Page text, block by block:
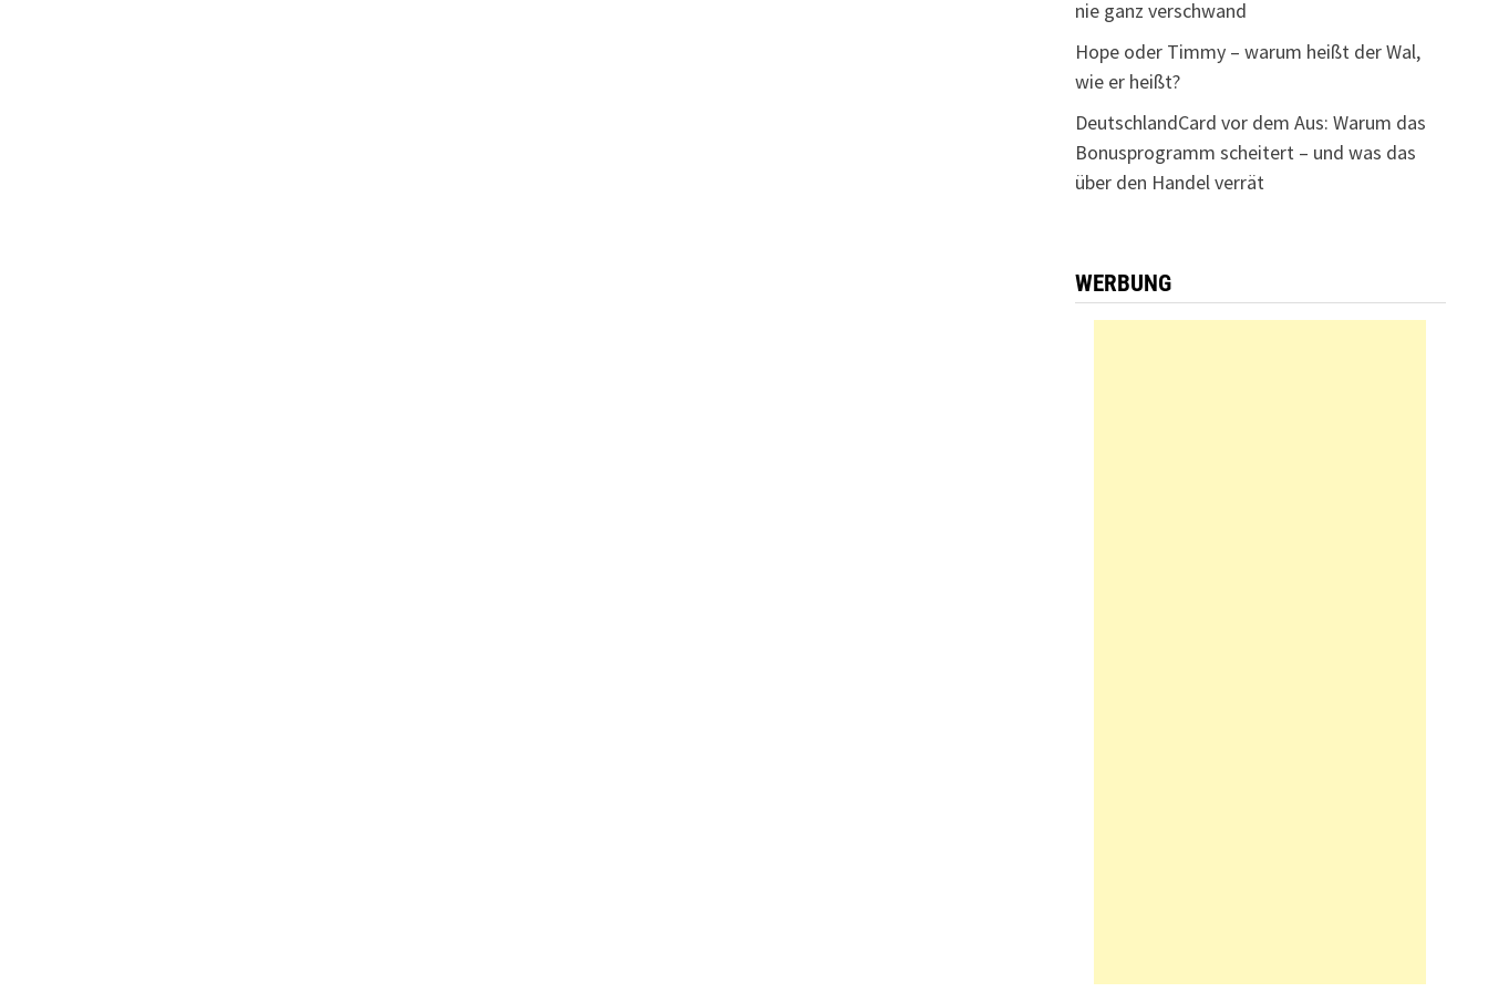
nie ganz verschwand
Hope oder Timmy – warum heißt der Wal,
wie er heißt?
DeutschlandCard vor dem Aus: Warum das
Bonusprogramm scheitert – und was das
über den Handel verrät
WERBUNG